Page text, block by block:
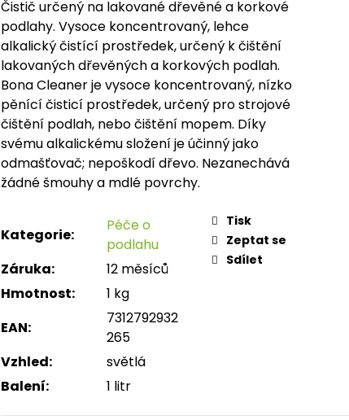
Čistič určený na lakované dřevěné a korkové
podlahy. Vysoce koncentrovaný, lehce
alkalický čistící prostředek, určený k čištění
lakovaných dřevěných a korkových podlah.
Bona Cleaner je vysoce koncentrovaný, nízko
pěnící čisticí prostředek, určený pro strojové
čištění podlah, nebo čištění mopem. Díky
svému alkalickému složení je účinný jako
odmašťovač; nepoškodí dřevo. Nezanechává
žádné šmouhy a mdlé povrchy.
Kategorie:
Péče o
podlahu
Záruka:
12 měsíců
Hmotnost:
1 kg
EAN:
7312792932
265
Vzhled:
světlá
Balení: 1 litr
Tisk
Zeptat se
Sdílet